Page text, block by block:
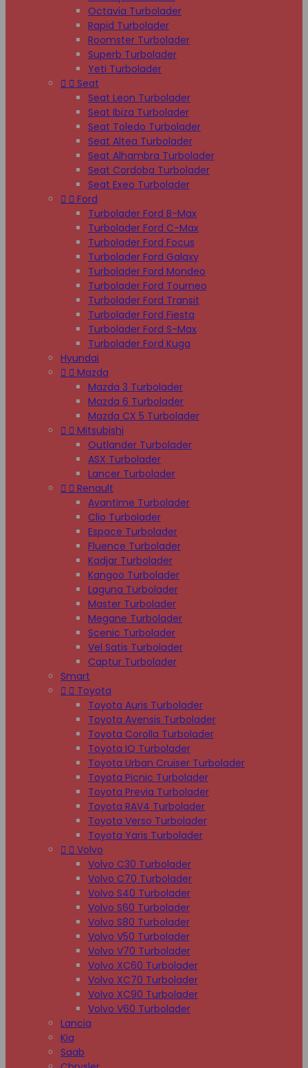
Octavia Turbolader
Rapid Turbolader
Roomster Turbolader
Superb Turbolader
Yeti Turbolader
  Seat
Seat Leon Turbolader
Seat Ibiza Turbolader
Seat Toledo Turbolader
Seat Altea Turbolader
Seat Alhambra Turbolader
Seat Cordoba Turbolader
Seat Exeo Turbolader
  Ford
Turbolader Ford B-Max
Turbolader Ford C-Max
Turbolader Ford Focus
Turbolader Ford Galaxy
Turbolader Ford Mondeo
Turbolader Ford Tourneo
Turbolader Ford Transit
Turbolader Ford Fiesta
Turbolader Ford S-Max
Turbolader Ford Kuga
Hyundai
  Mazda
Mazda 3 Turbolader
Mazda 6 Turbolader
Mazda CX 5 Turbolader
  Mitsubishi
Outlander Turbolader
ASX Turbolader
Lancer Turbolader
  Renault
Avantime Turbolader
Clio Turbolader
Espace Turbolader
Fluence Turbolader
Kadjar Turbolader
Kangoo Turbolader
Laguna Turbolader
Master Turbolader
Megane Turbolader
Scenic Turbolader
Vel Satis Turbolader
Captur Turbolader
Smart
  Toyota
Toyota Auris Turbolader
Toyota Avensis Turbolader
Toyota Corolla Turbolader
Toyota IQ Turbolader
Toyota Urban Cruiser Turbolader
Toyota Picnic Turbolader
Toyota Previa Turbolader
Toyota RAV4 Turbolader
Toyota Verso Turbolader
Toyota Yaris Turbolader
  Volvo
Volvo C30 Turbolader
Volvo C70 Turbolader
Volvo S40 Turbolader
Volvo S60 Turbolader
Volvo S80 Turbolader
Volvo V50 Turbolader
Volvo V70 Turbolader
Volvo XC60 Turbolader
Volvo XC70 Turbolader
Volvo XC90 Turbolader
Volvo V60 Turbolader
Lancia
Kia
Saab